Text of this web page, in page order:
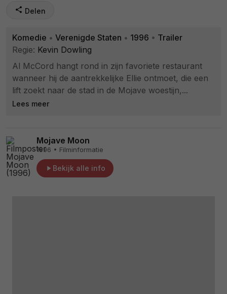
Delen
Komedie • Verenigde Staten • 1996 • Trailer
Regie: Kevin Dowling
Al McCord hangt rond in zijn favoriete restaurant
wanneer hij de aantrekkelijke Ellie ontmoet, die een
lift zoekt naar de stad in de Mojave woestijn,...
Lees meer
Mojave Moon
1996 • Filminformatie
Bekijk alle info